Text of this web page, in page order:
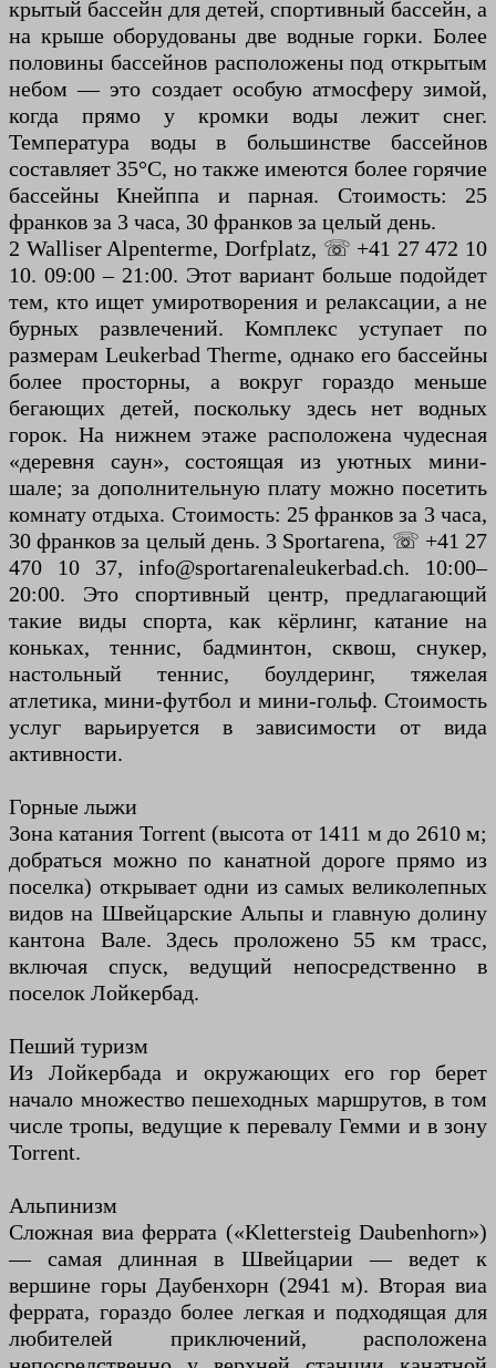
крытый бассейн для детей, спортивный бассейн, а
на крыше оборудованы две водные горки. Более
половины бассейнов расположены под открытым
небом — это создает особую атмосферу зимой,
когда прямо у кромки воды лежит снег.
Температура воды в большинстве бассейнов
составляет 35°C, но также имеются более горячие
бассейны Кнейппа и парная. Стоимость: 25
франков за 3 часа, 30 франков за целый день.
2 Walliser Alpenterme, Dorfplatz, ☏ +41 27 472 10
10. 09:00 – 21:00. Этот вариант больше подойдет
тем, кто ищет умиротворения и релаксации, а не
бурных развлечений. Комплекс уступает по
размерам Leukerbad Therme, однако его бассейны
более просторны, а вокруг гораздо меньше
бегающих детей, поскольку здесь нет водных
горок. На нижнем этаже расположена чудесная
«деревня саун», состоящая из уютных мини-
шале; за дополнительную плату можно посетить
комнату отдыха. Стоимость: 25 франков за 3 часа,
30 франков за целый день. 3 Sportarena, ☏ +41 27
470 10 37, info@sportarenaleukerbad.ch. 10:00–
20:00. Это спортивный центр, предлагающий
такие виды спорта, как кёрлинг, катание на
коньках, теннис, бадминтон, сквош, снукер,
настольный теннис, боулдеринг, тяжелая
атлетика, мини-футбол и мини-гольф. Стоимость
услуг варьируется в зависимости от вида
активности.
Горные лыжи
Зона катания Torrent (высота от 1411 м до 2610 м;
добраться можно по канатной дороге прямо из
поселка) открывает одни из самых великолепных
видов на Швейцарские Альпы и главную долину
кантона Вале. Здесь проложено 55 км трасс,
включая спуск, ведущий непосредственно в
поселок Лойкербад.
Пеший туризм
Из Лойкербада и окружающих его гор берет
начало множество пешеходных маршрутов, в том
числе тропы, ведущие к перевалу Гемми и в зону
Torrent.
Альпинизм
Сложная виа феррата («Klettersteig Daubenhorn»)
— самая длинная в Швейцарии — ведет к
вершине горы Даубенхорн (2941 м). Вторая виа
феррата, гораздо более легкая и подходящая для
любителей приключений, расположена